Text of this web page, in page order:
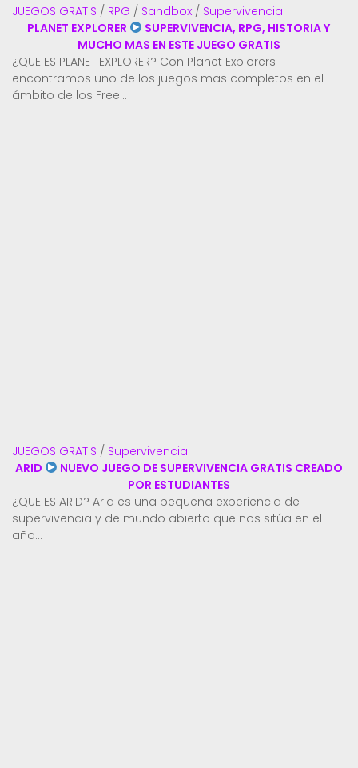
JUEGOS GRATIS / RPG / Sandbox / Supervivencia
PLANET EXPLORER
SUPERVIVENCIA, RPG, HISTORIA Y
MUCHO MAS EN ESTE JUEGO GRATIS
¿QUE ES PLANET EXPLORER? Con Planet Explorers
encontramos uno de los juegos mas completos en el
ámbito de los Free...
JUEGOS GRATIS / Supervivencia
ARID
NUEVO JUEGO DE SUPERVIVENCIA GRATIS CREADO
POR ESTUDIANTES
¿QUE ES ARID? Arid es una pequeña experiencia de
supervivencia y de mundo abierto que nos sitúa en el
año...